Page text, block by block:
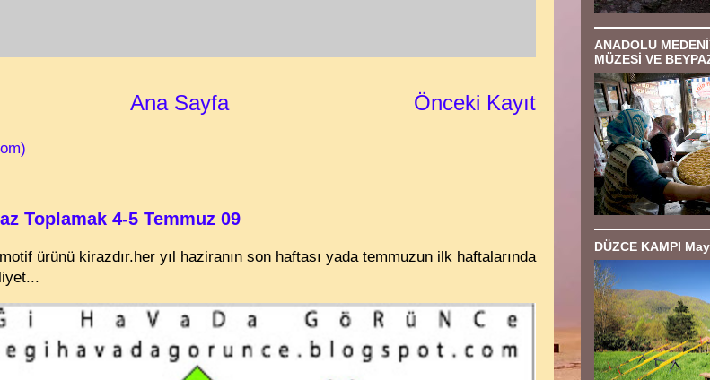
Önceki Kayıt
Ana Sayfa
Toplamak 4-5 Temmuz 09
ürünü kirazdır.her yıl haziranın son haftası yada temmuzun ilk haftalarında
ANADOLU
MÜZESİ VE
DÜZCE KAMPI